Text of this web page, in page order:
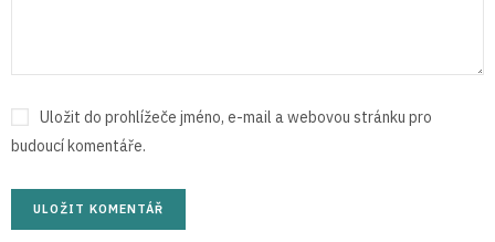
Uložit do prohlížeče jméno, e-mail a webovou stránku pro
budoucí komentáře.